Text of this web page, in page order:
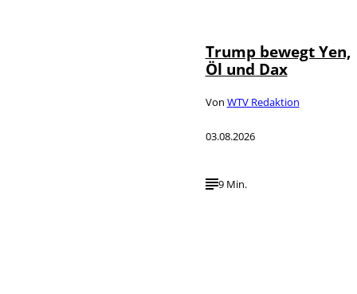
Trump bewegt Yen,
Öl und Dax
Von WTV Redaktion
03.08.2026
9 Min.